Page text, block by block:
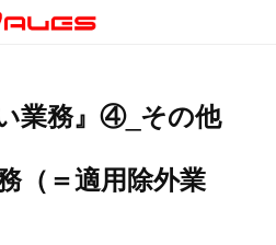
業務』④_その他
（＝適用除外業